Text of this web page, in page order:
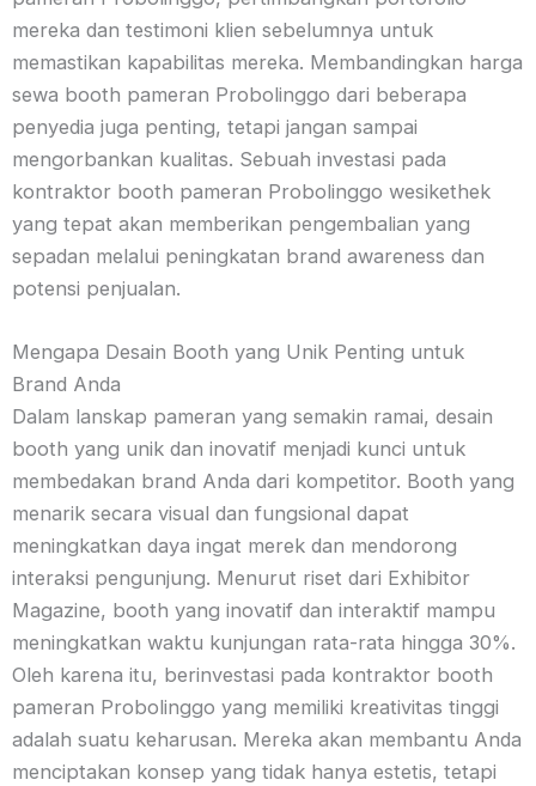
mereka dan testimoni klien sebelumnya untuk
memastikan kapabilitas mereka. Membandingkan harga
sewa booth pameran Probolinggo dari beberapa
penyedia juga penting, tetapi jangan sampai
mengorbankan kualitas. Sebuah investasi pada
kontraktor booth pameran Probolinggo wesikethek
yang tepat akan memberikan pengembalian yang
sepadan melalui peningkatan brand awareness dan
potensi penjualan.
Mengapa Desain Booth yang Unik Penting untuk
Brand Anda
Dalam lanskap pameran yang semakin ramai, desain
booth yang unik dan inovatif menjadi kunci untuk
membedakan brand Anda dari kompetitor. Booth yang
menarik secara visual dan fungsional dapat
meningkatkan daya ingat merek dan mendorong
interaksi pengunjung. Menurut riset dari Exhibitor
Magazine, booth yang inovatif dan interaktif mampu
meningkatkan waktu kunjungan rata-rata hingga 30%.
Oleh karena itu, berinvestasi pada kontraktor booth
pameran Probolinggo yang memiliki kreativitas tinggi
adalah suatu keharusan. Mereka akan membantu Anda
menciptakan konsep yang tidak hanya estetis, tetapi